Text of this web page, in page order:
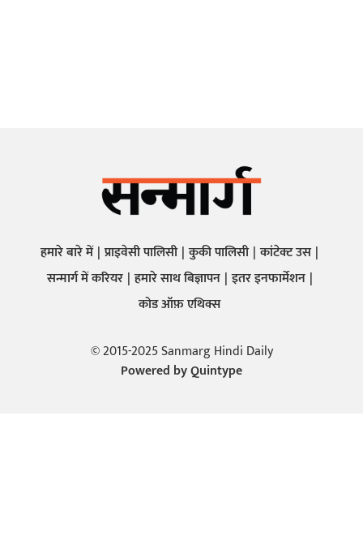
हमारे बारे में प्राइवेसी पालिसी कुकी पालिसी कांटेक्ट उस
सन्मार्ग में करियर हमारे साथ बिज्ञापन इतर इनफार्मेशन
कोड ऑफ़ एथिक्स
© 2015-2025 Sanmarg Hindi Daily
Powered byQuintype